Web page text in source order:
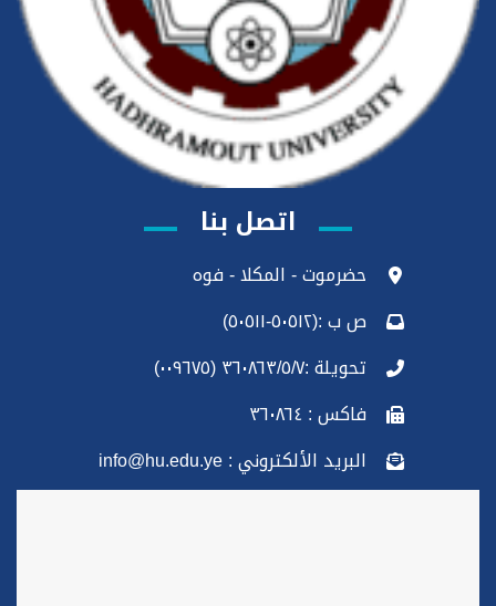
اتصل بنا
حضرموت - المكلا - فوه
ص ب :(٥٠٥١٢-٥٠٥١١)
تحويلة :٣٦٠٨٦٣/٥/٧ (٠٠٩٦٧٥)
فاكس : ٣٦٠٨٦٤
البريد الألكتروني : info@hu.edu.ye